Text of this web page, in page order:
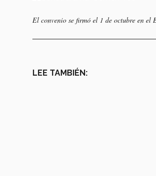
El convenio se firmó el 1 de octubre en el
LEE TAMBIÉN: